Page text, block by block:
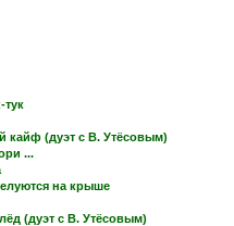
тук
кайф (дуэт с В. Утёсовым)
...
на крыше
(дуэт с В. Утёсовым)